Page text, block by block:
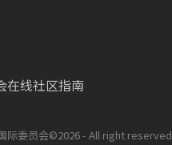
在线社区指南
际委员会©2026 - All right reserved